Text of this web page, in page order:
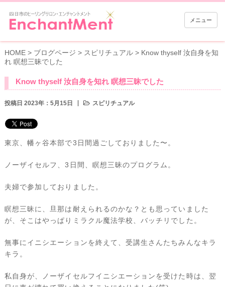
メニュー
HOME> ブログページ > スピリチュアル> Know thyself 汝自身を知
れ 瞑想三昧でした
Know thyself 汝自身を知れ 瞑想三昧でした
投稿日 2023年：5月15日 スピリチュアル
東京、幡ヶ谷本部で3日間過ごしておりました〜。
ノーザイセルフ、3日間、瞑想三昧のプログラム。
夫婦で参加しておりました。
瞑想三昧に、旦那は耐えられるのかな？とも思っていました
が、そこはやっぱりミラクル魔法学校、バッチリでした。
無事にイニシエーションを終えて、受講生さんたちみんなキラ
キラ。
私自身が、ノーザイセルフイニシエーションを受けた時は、翌